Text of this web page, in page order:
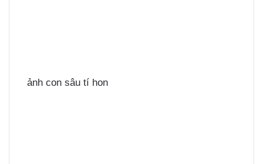
ảnh con sâu tí hon